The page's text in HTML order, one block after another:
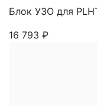
Блок УЗО для
16 793 ₽